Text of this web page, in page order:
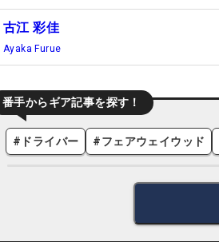
古江 彩佳
Ayaka Furue
番手からギア記事を探す！
# ドライバー #フェアウェイウッド